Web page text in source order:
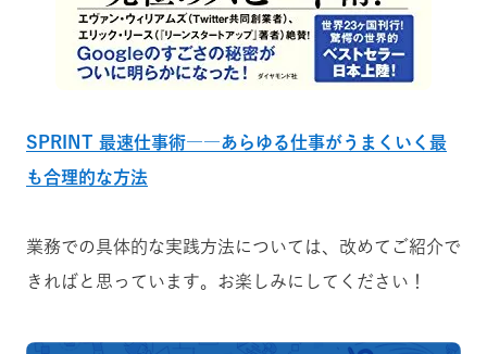
SPRINT 最速仕事術――あらゆる仕事がうまくいく最
も合理的な方法
業務での具体的な実践方法については、改めてご紹介で
きればと思っています。お楽しみにしてください！